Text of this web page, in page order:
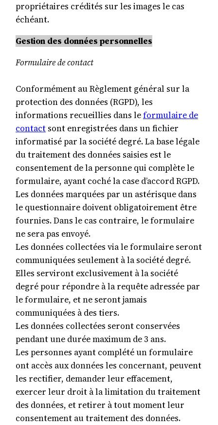
propriétaires crédités sur les images le cas
échéant.
Gestion des données personnelles
Formulaire de contact
Conformément au Règlement général sur la
protection des données (RGPD), les
informations recueillies dans leformulaire de
contact sont enregistrées dans un fichier
informatisé par la société degré. La base légale
du traitement des données saisies est le
consentement de la personne qui complète le
formulaire, ayant coché la case d’accord RGPD.
Les données marquées par un astérisque dans
le questionnaire doivent obligatoirement être
fournies. Dans le cas contraire, le formulaire
ne sera pas envoyé.
Les données collectées via le formulaire seront
communiquées seulement à la société degré.
Elles serviront exclusivement à la société
degré pour répondre à la requête adressée par
le formulaire, et ne seront jamais
communiquées à des tiers.
Les données collectées seront conservées
pendant une durée maximum de 3 ans.
Les personnes ayant complété un formulaire
ont accès aux données les concernant, peuvent
les rectifier, demander leur effacement,
exercer leur droit à la limitation du traitement
des données, et retirer à tout moment leur
consentement au traitement des données.